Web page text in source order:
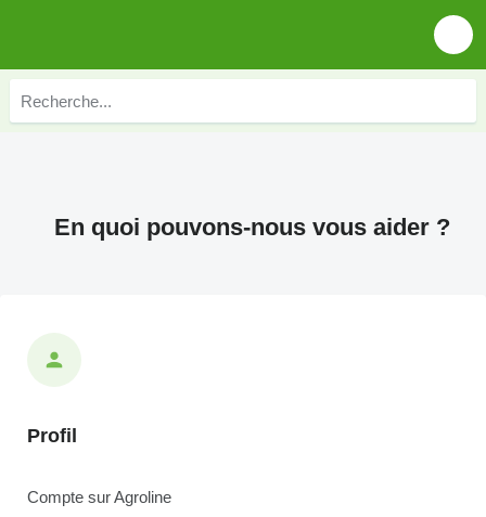
En quoi pouvons-nous vous aider ?
Profil
Compte sur Agroline